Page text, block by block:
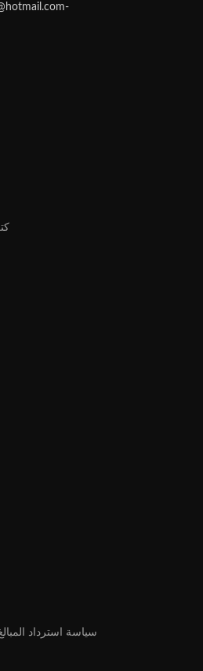
سياسة استرداد